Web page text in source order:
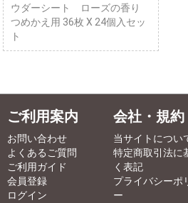
ウダーシート ローズの香り
つめかえ用 36枚 X 24個入セッ
ト
ご利用案内
お問い合わせ
よくあるご質問
ご利用ガイド
会員登録
ログイン
会社・規約
当サイトについ
特定商取引法に
く表記
プライバシーポ
ー